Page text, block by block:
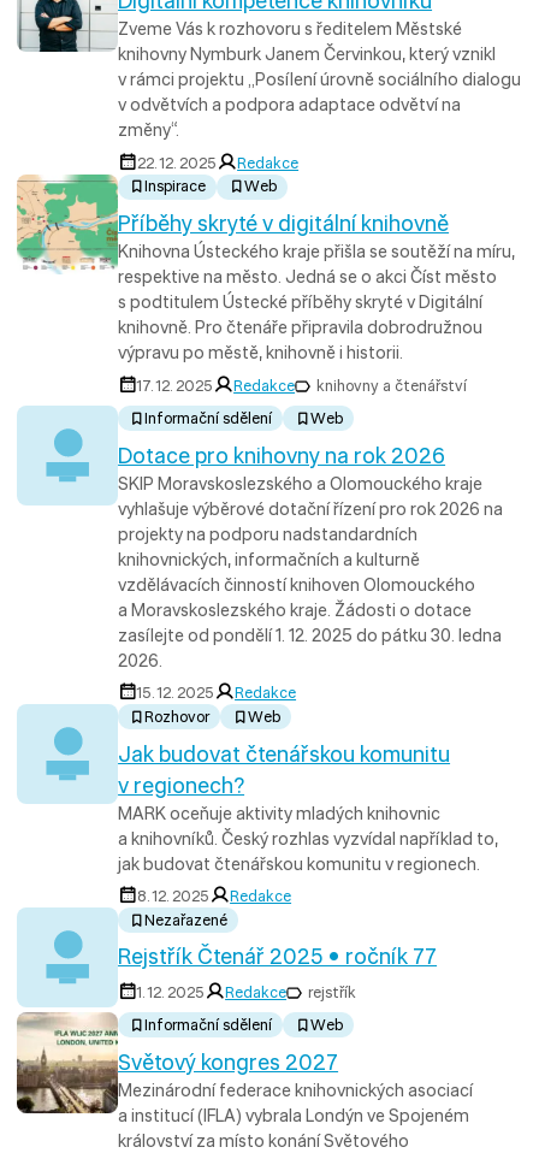
Zveme Vás k rozhovoru s ředitelem Městské
knihovny Nymburk Janem Červinkou, který vznikl
v rámci projektu „Posílení úrovně sociálního dialogu
v odvětvích a podpora adaptace odvětví na
změny“.
22. 12. 2025
Redakce
Inspirace
Web
Příběhy skryté v digitální knihovně
Knihovna Ústeckého kraje přišla se soutěží na míru,
respektive na město. Jedná se o akci Číst město
s podtitulem Ústecké příběhy skryté v Digitální
knihovně. Pro čtenáře připravila dobrodružnou
výpravu po městě, knihovně i historii.
17. 12. 2025 Redakce
knihovny a čtenářství
Informační sdělení
Web
Dotace pro knihovny na rok 2026
SKIP Moravskoslezského a Olomouckého kraje
vyhlašuje výběrové dotační řízení pro rok 2026 na
projekty na podporu nadstandardních
knihovnických, informačních a kulturně
vzdělávacích činností knihoven Olomouckého
a Moravskoslezského kraje. Žádosti o dotace
zasílejte od pondělí 1. 12. 2025 do pátku 30. ledna
2026.
15. 12. 2025
Redakce
Rozhovor
Web
Jak budovat čtenářskou komunitu
v regionech?
MARK oceňuje aktivity mladých knihovnic
a knihovníků. Český rozhlas vyzvídal například to,
jak budovat čtenářskou komunitu v regionech.
8. 12. 2025
Redakce
Nezařazené
Rejstřík Čtenář 2025 • ročník 77
1. 12. 2025 Redakce
rejstřík
Informační sdělení
Web
Světový kongres 2027
Mezinárodní federace knihovnických asociací
a institucí (IFLA) vybrala Londýn ve Spojeném
království za místo konání Světového